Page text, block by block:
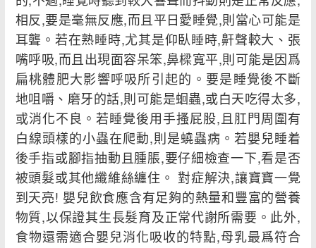
相反,要是毫無反應,而且平日愛睡覺,則當心可能是
耳聾。若在熟睡時,尤其是仰臥睡時,鼾聲較大、張
嘴呼吸,而且出現面容呆笨,鼻樑寬平,則可能是因爲
扁桃體肥大影響呼吸所引起的。要是睡覺後不斷
地咀嚼、磨牙的話,則可能是蛔蟲,或白天吃得太多,
或消化不良。若睡覺後用手搔屁股,且肛門周圍有
白線頭樣的小蟲在爬動,則是蟯蟲病。若嬰兒睡着
後手指或腳指抽動且腫脹,要仔細檢查一下,看是否
被頭髮或其他纖維絲纏住。 對症解決,讓寶寶一覺
到天亮! 嬰兒飲食應含有足夠的熱量和豐富的營養
物質,以保證其生長髮育及正常代謝所需要。此外,
食物還需適合嬰兒消化吸收的特點,母乳最爲符合